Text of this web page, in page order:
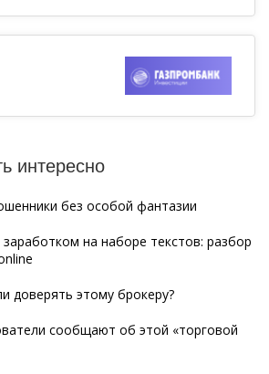
интересно
без особой фантазии
на наборе текстов: разбор
доверять этому брокеру?
сообщают об этой «торговой